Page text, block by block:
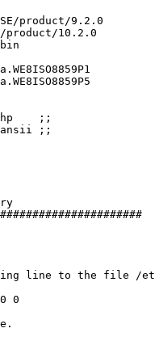
product/9.2.0
product/10.2.0
bin
;;
line to the file /
0